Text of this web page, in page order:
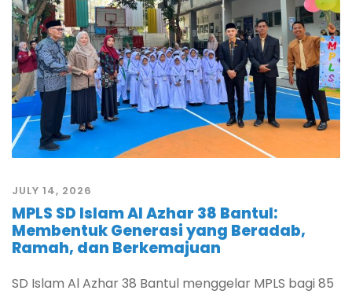
JULY 14, 2026
MPLS SD Islam Al Azhar 38 Bantul:
Membentuk Generasi yang Beradab,
Ramah, dan Berkemajuan
SD Islam Al Azhar 38 Bantul menggelar MPLS bagi 85